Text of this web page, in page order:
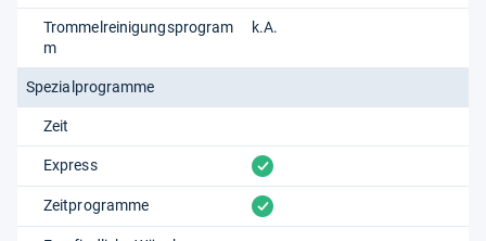
Trommelreinigungsprogram
m
k.A.
Spezialprogramme
Zeit
Express vorhanden
Zeitprogramme vorhanden